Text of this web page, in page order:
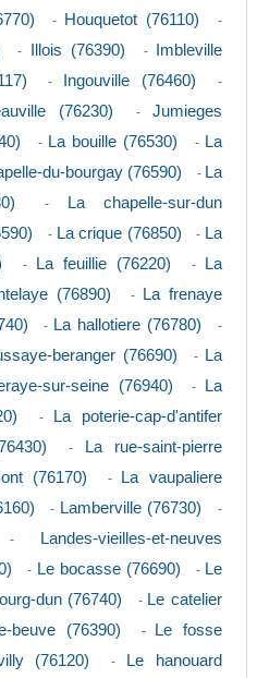
- Houquetot (76110) -
- Illois (76390) -
Imbleville
- Ingouville (76460) -
(76230) -Jumieges
- La bouille (76530) - La
du-bourgay (76590) - La
-
La chapelle-sur-dun
- La crique (76850) - La
- La feuillie (76220) -
La
(76890) -
La frenaye
- La hallotiere (76780) -
beranger (76690) - La
sur-seine (76940) -
La
-
La poterie-cap-d'antifer
-
La rue-saint-pierre
(76170) -
La vaupaliere
- Lamberville (76730) -
Landes-vieilles-et-neuves
- Le bocasse (76690) - Le
dun (76740) - Le catelier
beuve (76390) -
Le fosse
(76120) -
Le hanouard